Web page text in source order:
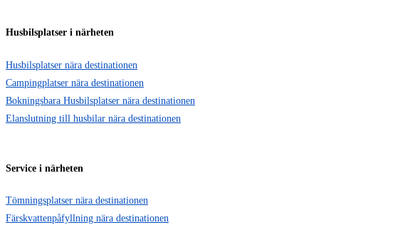
Husbilsplatser i närheten
Husbilsplatser nära destinationen
Campingplatser nära destinationen
Bokningsbara Husbilsplatser nära destinationen
Elanslutning till husbilar nära destinationen
Service i närheten
Tömningsplatser nära destinationen
Färskvattenpåfyllning nära destinationen